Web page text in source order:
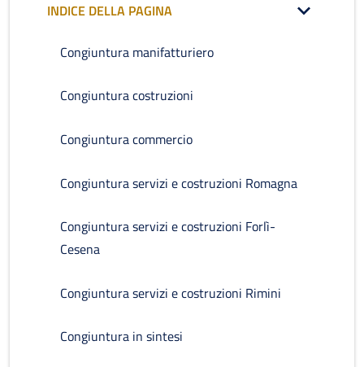
INDICE DELLA PAGINA
Congiuntura manifatturiero
Congiuntura costruzioni
Congiuntura commercio
Congiuntura servizi e costruzioni Romagna
Congiuntura servizi e costruzioni Forlì-
Cesena
Congiuntura servizi e costruzioni Rimini
Congiuntura in sintesi